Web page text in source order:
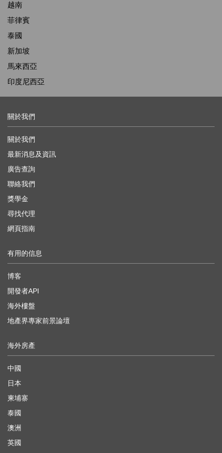
越南
菲律賓
泰國
新加坡
馬來西亞
印度尼西亞
關於我們
關於我們
最新消息及資訊
廣告查詢
聯絡我們
獎學金
尋找代理
網頁指南
有用的信息
博客
開發者API
海外樓盤
地產界專家前景論壇
海外房產
中國
日本
柬埔寨
泰國
澳洲
英國